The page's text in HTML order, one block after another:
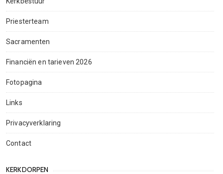
Priesterteam
Sacramenten
Financiën en tarieven 2026
Fotopagina
Links
Privacyverklaring
Contact
KERKDORPEN